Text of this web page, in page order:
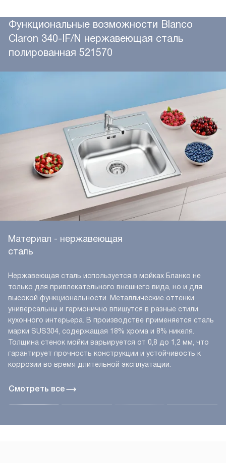
Функциональные возможности Blanco
Claron 340-IF/N нержавеющая сталь
полированная 521570
Смотреть все
Материал - нержавеющая
сталь
Нержавеющая сталь используется в мойках Бланко не
только для привлекательного внешнего вида, но и для
высокой функциональности. Металлические оттенки
универсальны и гармонично впишутся в разные стили
кухонного интерьера. В производстве применяется сталь
марки SUS304, содержащая 18% хрома и 8% никеля.
Толщина стенок мойки варьируется от 0,8 до 1,2 мм, что
гарантирует прочность конструкции и устойчивость к
коррозии во время длительной эксплуатации.